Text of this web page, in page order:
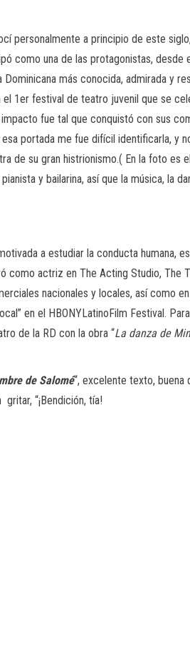
personalmente a principio de este
como una de las protagonistas,
más conocida, admirada y
1er festival de teatro juvenil que se
impacto fue tal que conquistó con sus
portada me fue difícil identificarla, y
de su gran histrionismo.( En la foto
y bailarina, así que la música, la
a estudiar la conducta humana,
como actriz en The Acting Studio,
nacionales y locales, así como
en el HBONYLatinoFilm Festival.
de la RD con la obra “La danza de
de Salomé“, excelente texto, buena
“¡Bendición, tía!